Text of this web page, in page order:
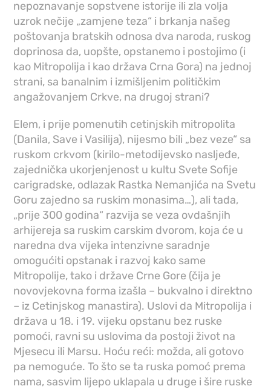
nepoznavanje sopstvene istorije ili zla volja
uzrok nečije „zamjene teza“ i brkanja našeg
poštovanja bratskih odnosa dva naroda, ruskog
doprinosa da, uopšte, opstanemo i postojimo (i
kao Mitropolija i kao država Crna Gora) na jednoj
strani, sa banalnim i izmišljenim političkim
angažovanjem Crkve, na drugoj strani?
Elem, i prije pomenutih cetinjskih mitropolita
(Danila, Save i Vasilija), nijesmo bili „bez veze“ sa
ruskom crkvom (kirilo-metodijevsko nasljeđe,
zajednička ukorjenjenost u kultu Svete Sofije
carigradske, odlazak Rastka Nemanjića na Svetu
Goru zajedno sa ruskim monasima…), ali tada,
„prije 300 godina“ razvija se veza ovdašnjih
arhijereja sa ruskim carskim dvorom, koja će u
naredna dva vijeka intenzivne saradnje
omogućiti opstanak i razvoj kako same
Mitropolije, tako i države Crne Gore (čija je
novovjekovna forma izašla – bukvalno i direktno
– iz Cetinjskog manastira). Uslovi da Mitropolija i
država u 18. i 19. vijeku opstanu bez ruske
pomoći, ravni su uslovima da postoji život na
Mjesecu ili Marsu. Hoću reći: možda, ali gotovo
pa nemoguće. To što se ta ruska pomoć prema
nama, sasvim lijepo uklapala u druge i šire ruske